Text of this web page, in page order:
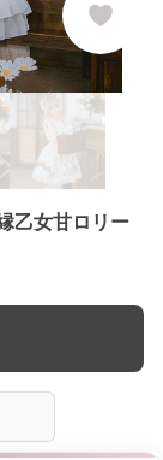
乙女甘ロリー